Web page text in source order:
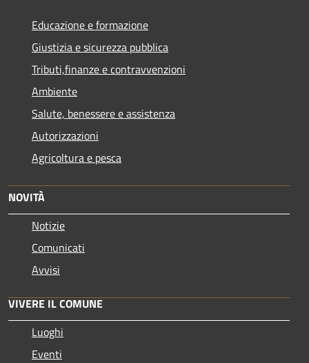
Educazione e formazione
Giustizia e sicurezza pubblica
Tributi,finanze e contravvenzioni
Ambiente
Salute, benessere e assistenza
Autorizzazioni
Agricoltura e pesca
NOVITÀ
Notizie
Comunicati
Avvisi
VIVERE IL COMUNE
Luoghi
Eventi